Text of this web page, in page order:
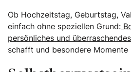
Ob Hochzeitstag, Geburtstag,
einfach ohne speziellen Grund:
persönliches und
schafft und besondere